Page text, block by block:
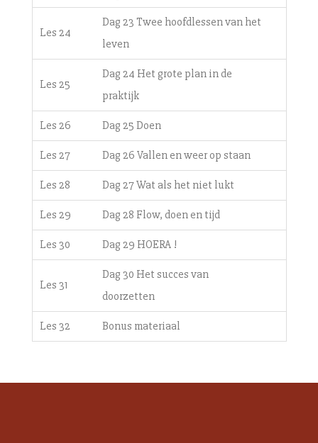
Les 24
Dag 23 Twee hoofdlessen van het
leven
Les 25
Dag 24 Het grote plan in de
praktijk
Les 26 Dag 25 Doen
Les 27 Dag 26 Vallen en weer op staan
Les 28 Dag 27 Wat als het niet lukt
Les 29 Dag 28 Flow, doen en tijd
Les 30 Dag 29 HOERA !
Les 31
Dag 30 Het succes van
doorzetten
Les 32 Bonus materiaal